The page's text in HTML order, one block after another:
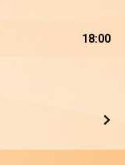
18:00